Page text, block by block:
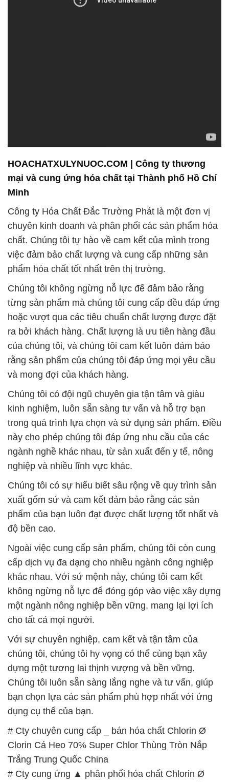
HOACHATXULYNUOC.COM | Công ty thương
mại và cung ứng hóa chất tại Thành phố Hồ Chí
Minh
Công ty Hóa Chất Đắc Trường Phát là một đơn vị
chuyên kinh doanh và phân phối các sản phẩm hóa
chất. Chúng tôi tự hào về cam kết của mình trong
việc đảm bảo chất lượng và cung cấp những sản
phẩm hóa chất tốt nhất trên thị trường.
Chúng tôi không ngừng nỗ lực để đảm bảo rằng
từng sản phẩm mà chúng tôi cung cấp đều đáp ứng
hoặc vượt qua các tiêu chuẩn chất lượng được đặt
ra bởi khách hàng. Chất lượng là ưu tiên hàng đầu
của chúng tôi, và chúng tôi cam kết luôn đảm bảo
rằng sản phẩm của chúng tôi đáp ứng mọi yêu cầu
và mong đợi của khách hàng.
Chúng tôi có đội ngũ chuyên gia tận tâm và giàu
kinh nghiệm, luôn sẵn sàng tư vấn và hỗ trợ bạn
trong quá trình lựa chọn và sử dụng sản phẩm. Điều
này cho phép chúng tôi đáp ứng nhu cầu của các
ngành nghề khác nhau, từ sản xuất đến y tế, nông
nghiệp và nhiều lĩnh vực khác.
Chúng tôi có sự hiểu biết sâu rộng về quy trình sản
xuất gốm sứ và cam kết đảm bảo rằng các sản
phẩm của bạn luôn đạt được chất lượng tốt nhất và
độ bền cao.
Ngoài việc cung cấp sản phẩm, chúng tôi còn cung
cấp dịch vụ đa dạng cho nhiều ngành công nghiệp
khác nhau. Với sứ mệnh này, chúng tôi cam kết
không ngừng nỗ lực để đóng góp vào việc xây dựng
một ngành nông nghiệp bền vững, mang lại lợi ích
cho tất cả mọi người.
Với sự chuyên nghiệp, cam kết và tận tâm của
chúng tôi, chúng tôi hy vọng có thể cùng bạn xây
dựng một tương lai thịnh vượng và bền vững.
Chúng tôi luôn sẵn sàng lắng nghe và tư vấn, giúp
bạn chọn lựa các sản phẩm phù hợp nhất với ứng
dụng cụ thể của bạn.
# Cty chuyên cung cấp _ bán hóa chất Chlorin Ø
Clorin Cá Heo 70% Super Chlor Thùng Tròn Nắp
Trắng Trung Quốc China
# Cty cung ứng ▲ phân phối hóa chất Chlorin Ø